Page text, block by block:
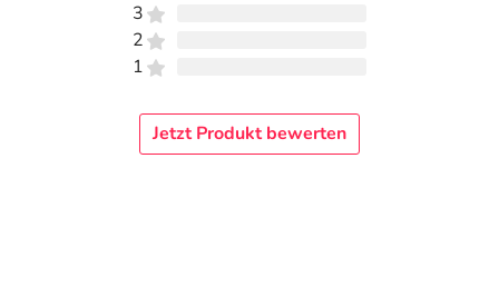
3
2
1
Jetzt Produkt bewerten